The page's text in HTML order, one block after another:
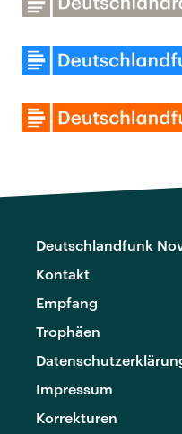
Deutschlandfunk
Kontakt
Empfang
Trophäen
Impressum
Korrekturen